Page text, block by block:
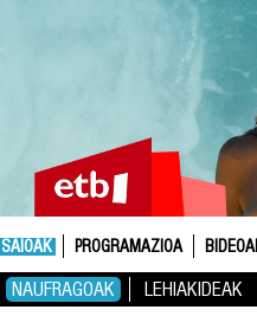
SAIOAK PROGRAMAZIOA
NAUFRAGOAK LEHIAKIDEAK